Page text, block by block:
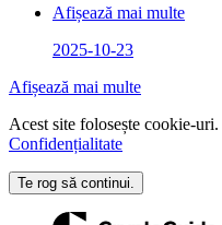
Afișează mai multe
2025-10-23
Afișează mai multe
Acest site folosește cookie-uri.
Confidențialitate
Te rog să continui.